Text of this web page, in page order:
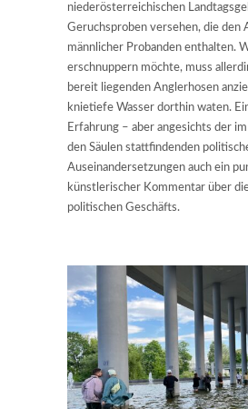
niederösterreichischen
Geruchsproben versehen, die den
männlicher Probanden enthalten.
erschnuppern möchte, muss
bereit liegenden Anglerhosen
knietiefe Wasser dorthin waten.
Erfahrung – aber angesichts der
den Säulen stattfindenden
Auseinandersetzungen auch ein
künstlerischer Kommentar über
politischen Geschäfts.